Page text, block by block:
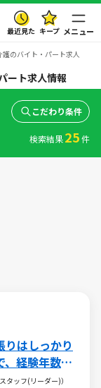
最近見た キープ メニュー
のバイト・パート求人
ート求人情報
りはしっかり
、経験年数に
◎
タッフ(リーダー)）
こだわり条件
検索結果25件